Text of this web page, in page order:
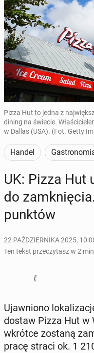
Pizza Hut to jedna z
dining na świecie.
w Dallas (USA). (Fot. Getty
Handel
UK: Pizza Hut
do
punktów
22 PAŹDZIERNIKA 2025,
Ten tekst przeczytasz w 2
Ujaw­nio­no
dostaw Pizza Hut w
wkrótce zostaną
pracę straci ok. 1